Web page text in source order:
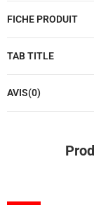
FICHE PRODUIT
TAB TITLE
AVIS(0)